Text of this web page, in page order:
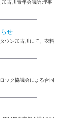
加古川青年会議所 理事
せ
ウン加古川にて、衣料
ック協議会による合同